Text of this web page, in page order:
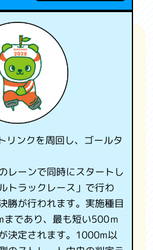
て
リンクを周回し、ゴールタ
レーンで同時にスタートし
トラックレース」で行わ
勝が行われます。実施種目
であり、最も短い500ｍ
決定されます。1000m以